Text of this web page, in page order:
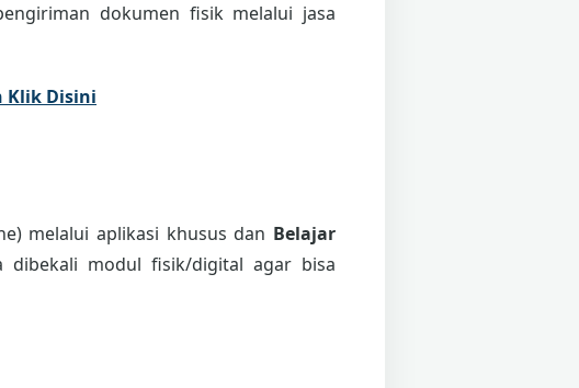
dokumen fisik melalui jasa
Klik Disini
melalui aplikasi khusus dan Belajar
modul fisik/digital agar bisa